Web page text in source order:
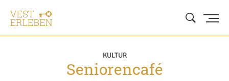
KULTUR
Seniorencafé